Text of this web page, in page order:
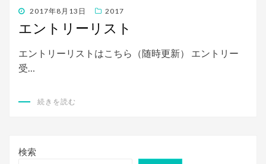
投
日:
2017年8月13日 2017
エントリーリスト
エントリーリストはこちら（随時更新） エントリー
受…
続きを読む
検索